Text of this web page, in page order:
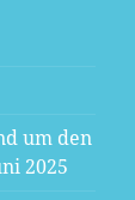
um den
2025